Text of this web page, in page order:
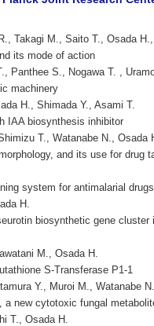
Takagi M., Saito T., Osada
its mode of action
Panthee S., Nogawa T. ,
machinery
H., Shimada Y., Asami T.
IAA biosynthesis inhibitor
T., Watanabe N., Osada
and its use for drug
system for antimalarial drugs
H.
biosynthetic gene
M., Osada H.
S-Transferase P1-1
Y., Muroi M., Watanabe
a new cytotoxic fungal
T., Osada H.